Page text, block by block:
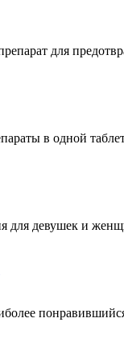
для
в одной
для девушек и